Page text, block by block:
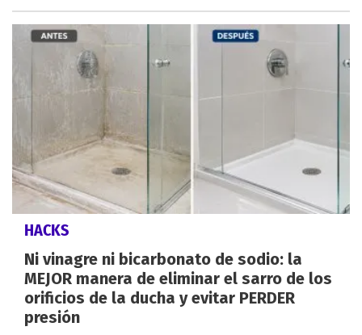
HACKS
Ni vinagre ni bicarbonato de sodio: la
MEJOR manera de eliminar el sarro de los
orificios de la ducha y evitar PERDER
presión